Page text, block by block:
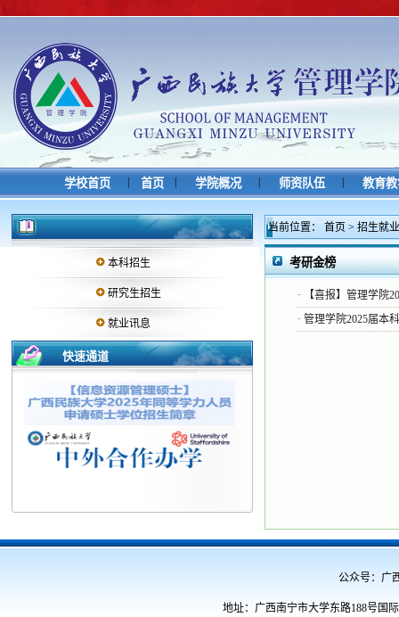
学校首页 首页 学院概况 师资队伍 教育
本科招生
研究生招生
就业讯息
快速通道
当前位置： 首页 > 招生就业
考研金榜
·
【喜报】管理学院
· 管理学院2025届本
公众号：广西民
地址：广西南宁市大学东路188号国